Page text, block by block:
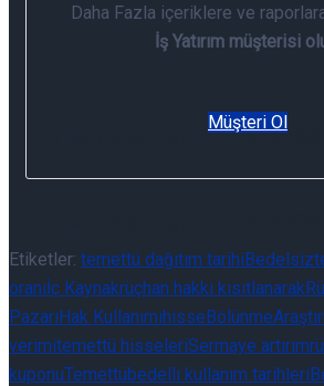
Teknik Bülten 07/08/2026
Daha Fazla içeriklere ve
İş Yatırım müşterisi
Müşteri Ol
Etiketler: temettü dağıtım tarihiBedelsiz
oranıİç Kaynakrüçhan hakkı kısıtlanarak
PazarıHak KullanımıhisseBölünme
verimitemettü hisseleriSermaye artırım
kuponuTemettübedelli kullanım tarihleri